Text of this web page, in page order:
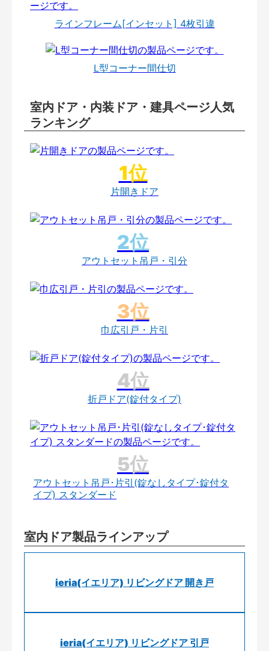
ラインフレーム[インセット] 4枚引違
L型コーナー間仕切
室内ドア・内装ドア・建具ページ人気
ランキング
片開きドア
アウトセット吊戸・引分
巾広引戸・片引
折戸ドア(錠付タイプ)
アウトセット吊戸･片引(錠なしタイプ･錠付タ
イプ) スタンダード
室内ドア製品ラインアップ
ieria(イエリア) リビングドア 開き戸
ieria(イエリア) リビングドア 引戸